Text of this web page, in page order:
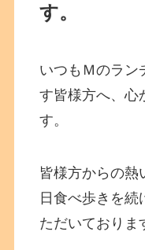
す。
いつもＭのラン
す皆様方へ、心
す。
皆様方からの熱
日食べ歩きを
ただいておりま